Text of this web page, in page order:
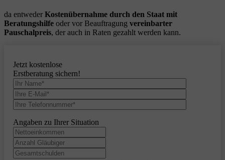
da entweder Kostenübernahme durch den Staat mit
Beratungshilfe oder vor Beauftragung vereinbarter
Pauschalpreis, der auch in Raten gezahlt werden kann.
Jetzt kostenlose
Erstberatung sichern!
Angaben zu Ihrer Situation